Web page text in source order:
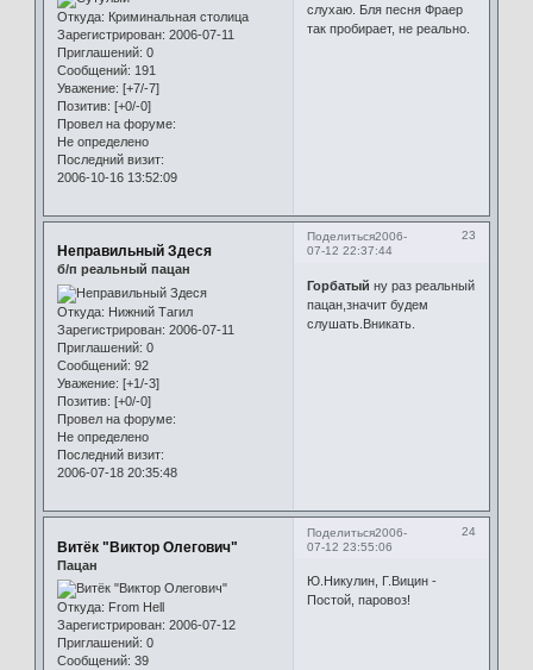
Откуда: Криминальная столица
Зарегистрирован: 2006-07-11
Приглашений: 0
Сообщений: 191
Уважение: [+7/-7]
Позитив: [+0/-0]
Провел на форуме:
Не определено
Последний визит:
2006-10-16 13:52:09
слухаю. Бля песня Фраер
так пробирает, не реально.
Поделиться 23
2006-
07-12 22:37:44
Неправильный Здеся
б/п реальный пацан
Откуда: Нижний Тагил
Зарегистрирован: 2006-07-11
Приглашений: 0
Сообщений: 92
Уважение: [+1/-3]
Позитив: [+0/-0]
Провел на форуме:
Не определено
Последний визит:
2006-07-18 20:35:48
Горбатый ну раз реальный
пацан,значит будем
слушать.Вникать.
Поделиться 24
2006-
07-12 23:55:06
Витёк "Виктор Олегович"
Пацан
Откуда: From Hell
Зарегистрирован: 2006-07-12
Приглашений: 0
Сообщений: 39
Ю.Никулин, Г.Вицин -
Постой, паровоз!